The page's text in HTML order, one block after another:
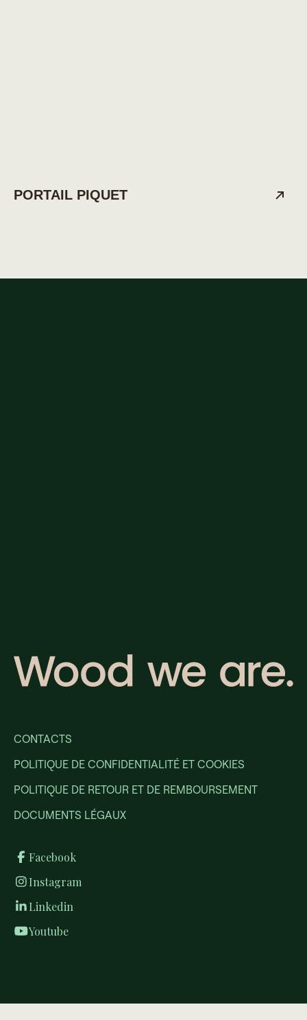
PORTAIL PIQUET
CONTACTS
POLITIQUE DE CONFIDENTIALITÉ ET COOKIES
POLITIQUE DE RETOUR ET DE REMBOURSEMENT
DOCUMENTS LÉGAUX
Facebook
Instagram
Linkedin
Youtube